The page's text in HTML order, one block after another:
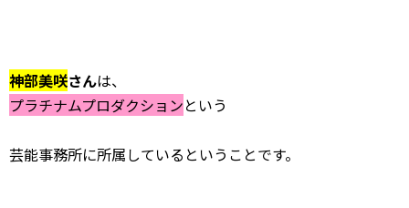
神部美咲さんは、
プラチナムプロダクションという
芸能事務所に所属しているということです。